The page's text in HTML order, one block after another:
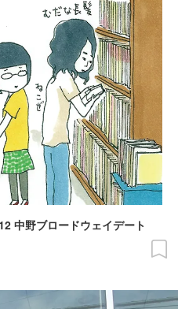
中野ブロードウェイデート